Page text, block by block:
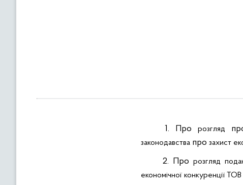
1. Пророзгляд
законодавства про захист
2. Про розгляд
економічної конкуренції ТОВ